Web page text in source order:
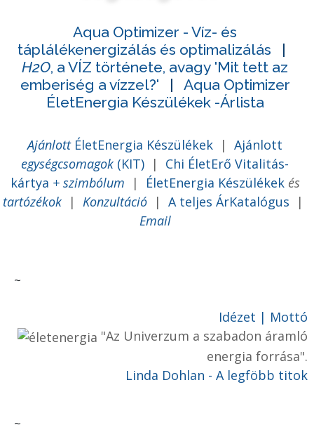
Aqua Optimizer - Víz- és
táplálékenergizálás és optimalizálás
|
H2O, a VÍZ története, avagy 'Mit tett az
emberiség a vízzel?' | Aqua Optimizer
ÉletEnergia Készülékek -Árlista
Ajánlott ÉletEnergia Készülékek | Ajánlott
egységcsomagok (KIT) | Chi ÉletErő Vitalitás-
kártya + szimbólum | ÉletEnergia Készülékek és
tartózékok | Konzultáció | A teljes ÁrKatalógus |
Email
~
Idézet | Mottó
"Az Univerzum a szabadon áramló
energia forrása".
Linda Dohlan - A legföbb titok
~